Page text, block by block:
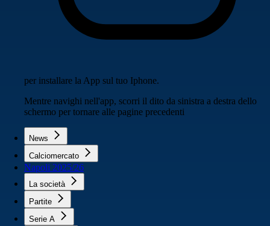
per installare la App sul tuo Iphone.
Mentre navighi nell'app, scorri il dito da sinistra a destra dello
schermo per tornare alle pagine precedenti
News
Calciomercato
Napoli 2025/26
La società
Partite
Serie A